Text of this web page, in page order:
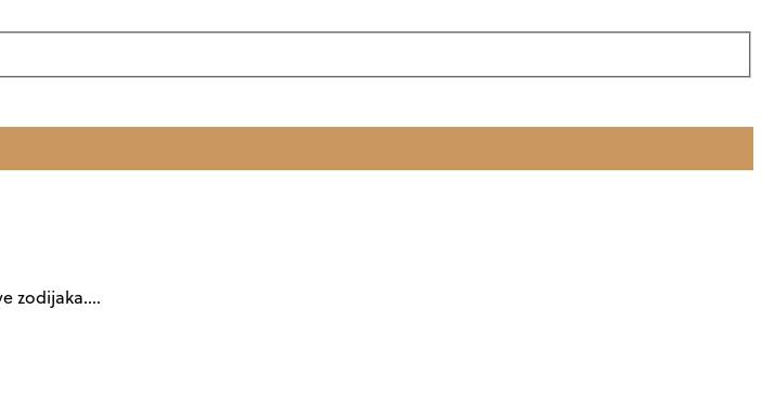
zodijaka.…